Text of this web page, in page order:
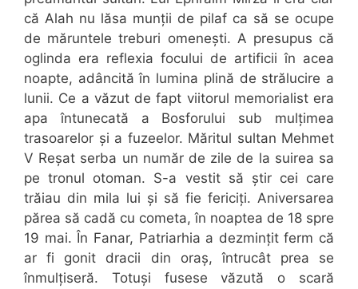
că Alah nu lăsa munții de pilaf ca să se ocupe
de măruntele treburi omenești. A presupus că
oglinda era reflexia focului de artificii în acea
noapte, adâncită în lumina plină de strălucire a
lunii. Ce a văzut de fapt viitorul memorialist era
apa întunecată a Bosforului sub mulțimea
trasoarelor și a fuzeelor. Măritul sultan Mehmet
V Reșat serba un număr de zile de la suirea sa
pe tronul otoman. S-a vestit să știr cei care
trăiau din mila lui și să fie fericiți. Aniversarea
părea să cadă cu cometa, în noaptea de 18 spre
19 mai. În Fanar, Patriarhia a dezmințit ferm că
ar fi gonit dracii din oraș, întrucât prea se
înmulțiseră. Totuși fusese văzută o scară